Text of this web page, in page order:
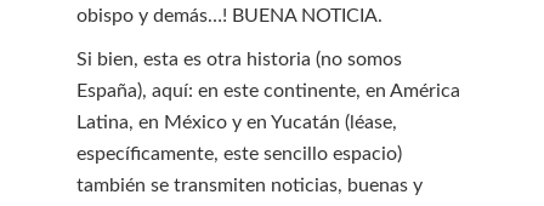
obispo y demás…! BUENA NOTICIA.
Si bien, esta es otra historia (no somos
España), aquí: en este continente, en América
Latina, en México y en Yucatán (léase,
específicamente, este sencillo espacio)
también se transmiten noticias, buenas y